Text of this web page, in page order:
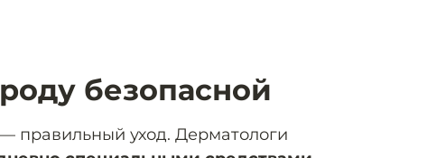
безопасной
правильный уход. Дерматологи